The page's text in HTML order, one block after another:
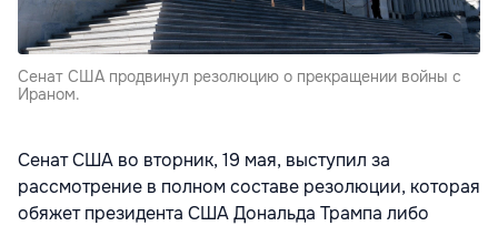
Сенат США продвинул резолюцию о прекращении войны с
Ираном.
Сенат США во вторник, 19 мая, выступил за
рассмотрение в полном составе резолюции, которая
обяжет президента США Дональда Трампа либо